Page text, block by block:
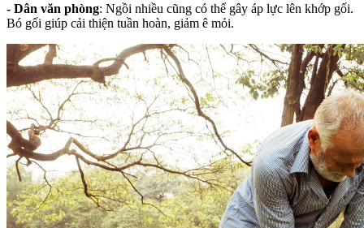
- Dân văn phòng: Ngồi nhiều cũng có thể gây áp lực lên khớp gối.
Bó gối giúp cải thiện tuần hoàn, giảm ê mỏi.